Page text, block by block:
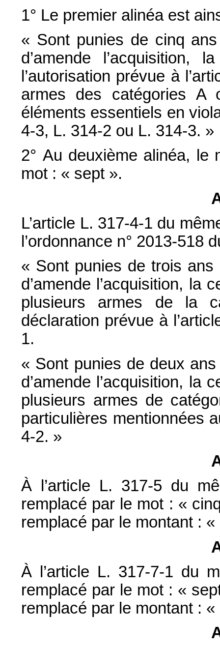
1° Le premier alinéa est
« Sont punies de cinq
d’amende
l’autorisation prévue à
armes des catégories
éléments essentiels en
4-3, L. 314-2 ou L. 314-3. »
2° Au deuxième alinéa,
mot : « sept ».
L’article L. 317-4-1 du
l’ordonnance n° 2013-518
« Sont punies de trois ans
d’amende l’acquisition, la
plusieurs armes de la
déclaration prévue à
1.
« Sont punies de deux
d’amende l’acquisition, la
plusieurs armes de
particulières mentionnées
4-2. »
À l’article L. 317-5 du
remplacé par le mot : «
remplacé par le montant :
À l’article L. 317-7-1 du
remplacé par le mot : «
remplacé par le montant :